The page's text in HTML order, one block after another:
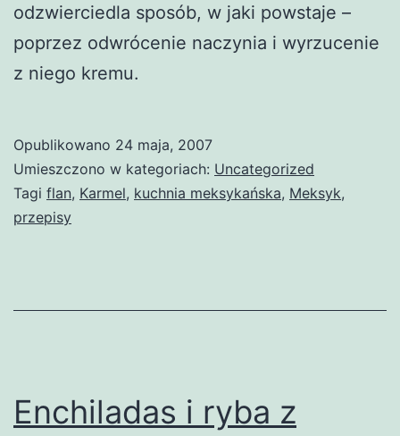
odzwierciedla sposób, w jaki powstaje –
poprzez odwrócenie naczynia i wyrzucenie
z niego kremu.
Opublikowano 24 maja, 2007
Umieszczono w kategoriach: Uncategorized
Tagi flan, Karmel, kuchnia meksykańska, Meksyk,
przepisy
Enchiladas i ryba z